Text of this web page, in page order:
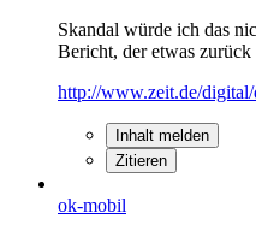
Skandal würde ich das
Bericht, der etwas zurück
http://www.zeit.de/
Inhalt melden
Zitieren
ok-mobil